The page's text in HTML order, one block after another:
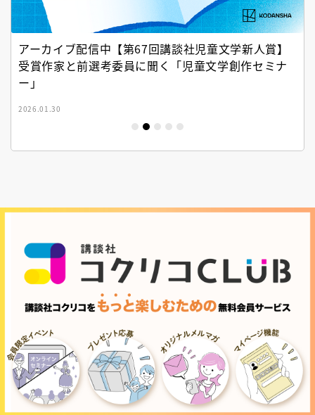
アーカイブ配信中【第67回講談社児童文学新人賞】
受賞作家と前選考委員に聞く「児童文学創作セミナ
ー」
2026.01.30